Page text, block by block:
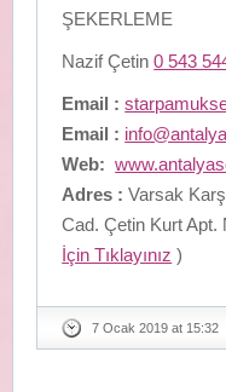
ŞEKERLEME
Nazif Çetin0 543
Email :
Email :
Web:
Adres : Varsak
Cad. Çetin Kurt Apt.
İçin Tıklayınız )
7 Ocak 2019 at 15:32